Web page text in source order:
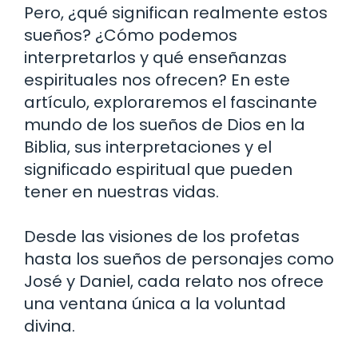
Pero, ¿qué significan realmente estos
sueños? ¿Cómo podemos
interpretarlos y qué enseñanzas
espirituales nos ofrecen? En este
artículo, exploraremos el fascinante
mundo de los sueños de Dios en la
Biblia, sus interpretaciones y el
significado espiritual que pueden
tener en nuestras vidas.
Desde las visiones de los profetas
hasta los sueños de personajes como
José y Daniel, cada relato nos ofrece
una ventana única a la voluntad
divina.